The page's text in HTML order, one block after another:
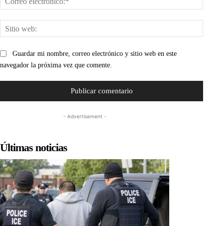
web:
Guardar mi nombre, correo electrónico y sitio web en este
navegador la próxima vez que comente.
- Advertisement -
Últimas noticias